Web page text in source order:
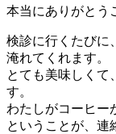
本当にありがとう
検診に行くたびに
淹れてくれます。
とても美味しくて
す。
わたしがコーヒー
ということが、連